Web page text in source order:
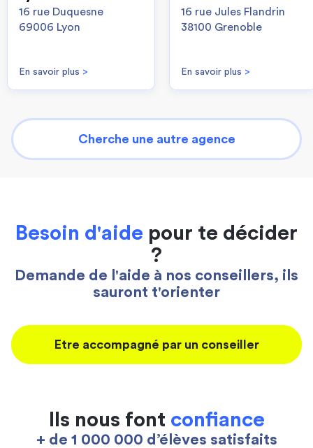
16 rue Duquesne
69006 Lyon
En savoir plus >
16 rue Jules Flandrin
38100 Grenoble
En savoir plus >
Cherche une autre agence
Besoin d'aide pour te décider
?
Demande de l'aide à nos conseillers, ils
sauront t'orienter
Etre accompagné par un conseiller
Ils nous font confiance
+ de 1 000 000 d’élèves satisfaits